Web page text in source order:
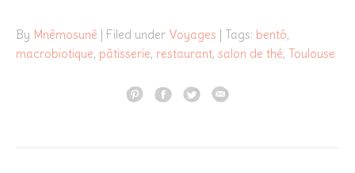
By Mnêmosunê | Filed under Voyages | Tags: bentô,
macrobiotique, pâtisserie, restaurant, salon de thé, Toulouse